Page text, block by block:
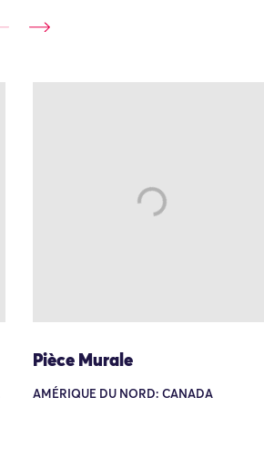
Pièce Murale
AMÉRIQUE DU NORD: CANADA